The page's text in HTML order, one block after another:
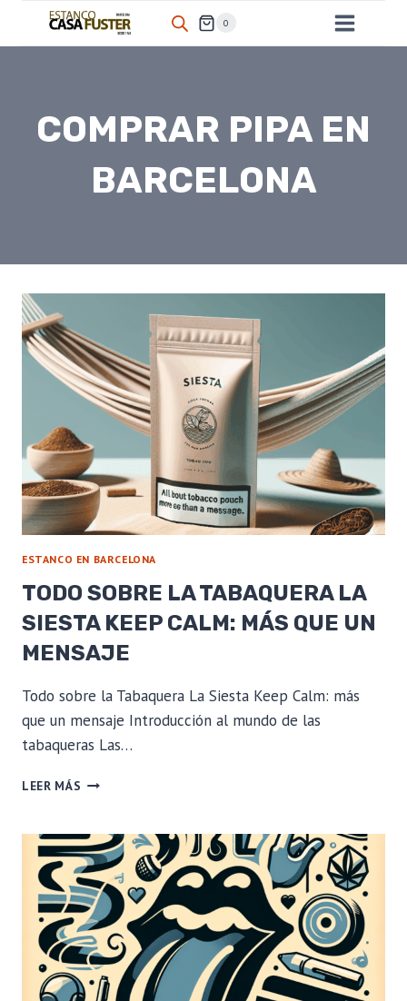
0
COMPRAR PIPA EN
BARCELONA
ESTANCO EN BARCELONA
TODO SOBRE LA TABAQUERA LA
SIESTA KEEP CALM: MÁS QUE UN
MENSAJE
Todo sobre la Tabaquera La Siesta Keep Calm: más
que un mensaje Introducción al mundo de las
tabaqueras Las…
LEER MÁS TODO
TABAQUERA
LA
SIESTA
KEEP
CALM:
MÁS
QUE
UN
MENSAJE